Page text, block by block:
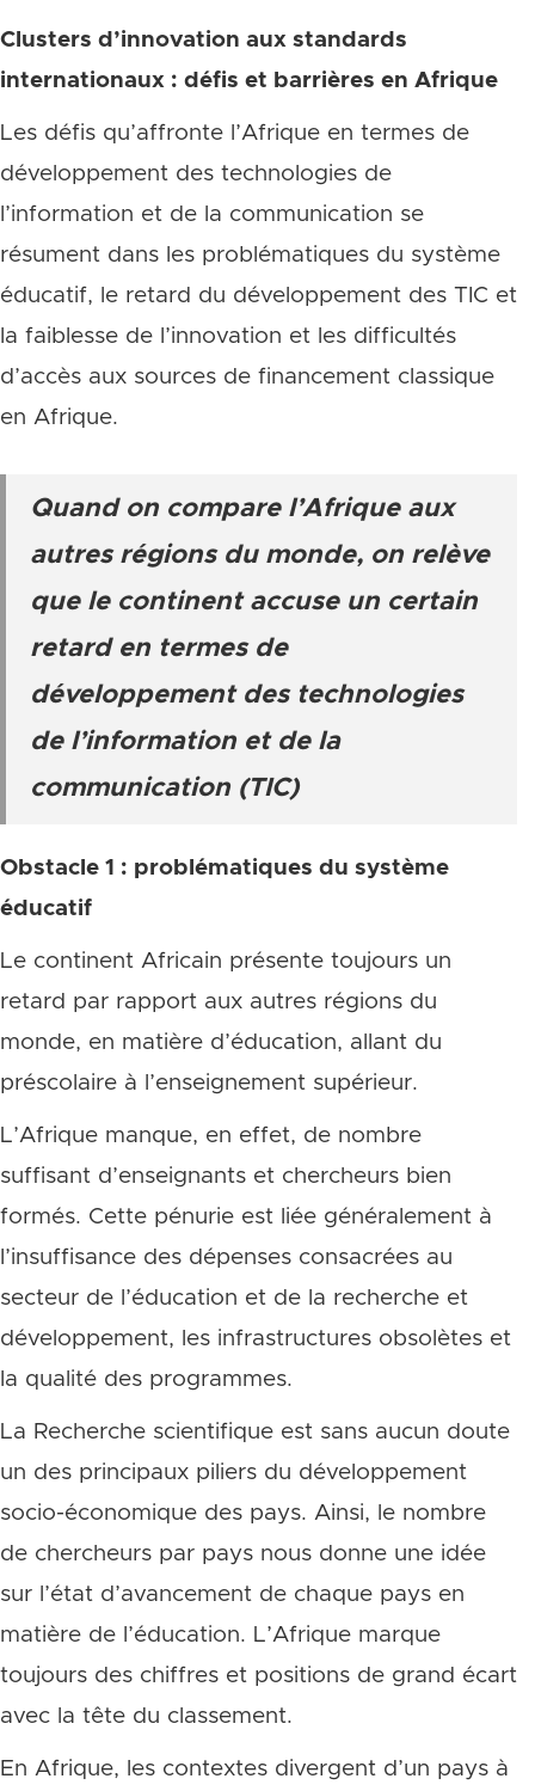
Clusters d’innovation aux standards
internationaux : défis et barrières en Afrique
Les défis qu’affronte l’Afrique en termes de
développement des technologies de
l’information et de la communication se
résument dans les problématiques du système
éducatif, le retard du développement des TIC et
la faiblesse de l’innovation et les difficultés
d’accès aux sources de financement classique
en Afrique.
Quand on compare l’Afrique aux
autres régions du monde, on relève
que le continent accuse un certain
retard en termes de
développement des technologies
de l’information et de la
communication (TIC)
Obstacle 1 : problématiques du système
éducatif
Le continent Africain présente toujours un
retard par rapport aux autres régions du
monde, en matière d’éducation, allant du
préscolaire à l’enseignement supérieur.
L’Afrique manque, en effet, de nombre
suffisant d’enseignants et chercheurs bien
formés. Cette pénurie est liée généralement à
l’insuffisance des dépenses consacrées au
secteur de l’éducation et de la recherche et
développement, les infrastructures obsolètes et
la qualité des programmes.
La Recherche scientifique est sans aucun doute
un des principaux piliers du développement
socio-économique des pays. Ainsi, le nombre
de chercheurs par pays nous donne une idée
sur l’état d’avancement de chaque pays en
matière de l’éducation. L’Afrique marque
toujours des chiffres et positions de grand écart
avec la tête du classement.
En Afrique, les contextes divergent d’un pays à